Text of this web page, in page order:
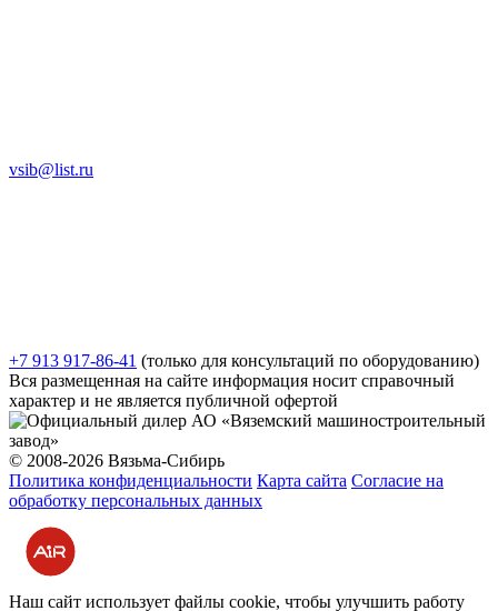
vsib@list.ru
+7 913 917-86-41 (только для консультаций по оборудованию)
Вся размещенная на сайте информация носит справочный
характер и не является публичной офертой
© 2008-2026 Вязьма-Сибирь
Политика конфиденциальности Карта сайта Согласие на
обработку персональных данных
Разработка и продвижение сайта
Наш сайт использует файлы cookie, чтобы улучшить работу